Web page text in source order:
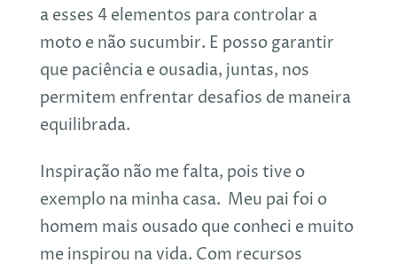
a esses 4 elementos para controlar a
moto e não sucumbir. E posso garantir
que paciência e ousadia, juntas, nos
permitem enfrentar desafios de maneira
equilibrada.
Inspiração não me falta, pois tive o
exemplo na minha casa. Meu pai foi o
homem mais ousado que conheci e muito
me inspirou na vida. Com recursos